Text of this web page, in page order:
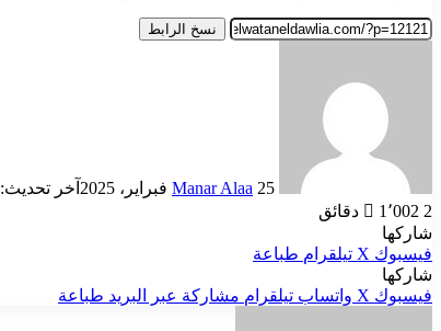
نسخ الرابط
Manar Alaa 25 فبراير، 2025
آخر تحديث: 25 فبراير، 2025
1٬002 2 دقائق
شاركها
فيسبوك ‫X تيلقرام طباعة
شاركها
فيسبوك ‫X واتساب تيلقرام مشاركة عبر البريد طباعة